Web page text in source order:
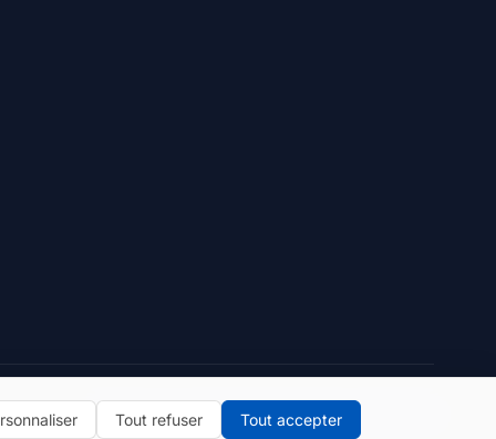
Politique de confidentialité Conditions d'utilisation
Tout refuser Tout accepter